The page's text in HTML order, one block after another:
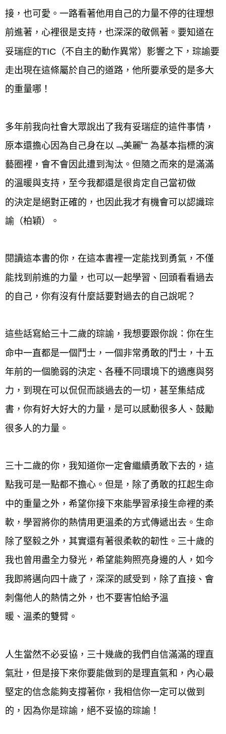
接，也可愛。一路看著他用自己的力量不停的往理想
前進著，心裡很是支持，也深深的敬佩著。要知道在
妥瑞症的TIC（不自主的動作異常）影響之下，琮諭要
走出現在這條屬於自己的道路，他所要承受的是多大
的重量哪！
多年前我向社會大眾說出了我有妥瑞症的這件事情，
原本還擔心因為自己身在以﹁美麗﹂為基本指標的演
藝圈裡，會不會因此遭到淘汰。但隨之而來的是滿滿
的溫暖與支持，至今我都還是很肯定自己當初做
的決定是絕對正確的，也因此我才有機會可以認識琮
諭（柏穎）。
閱讀這本書的你，在這本書裡一定能找到勇氣，不僅
能找到前進的力量，也可以一起學習、回頭看看過去
的自己，你有沒有什麼話要對過去的自己說呢？
這些話寫給三十二歲的琮諭，我想要跟你說：你在生
命中一直都是一個鬥士，一個非常勇敢的鬥士，十五
年前的一個脆弱的決定、各種不同環境下的適應與努
力，到現在可以侃侃而談過去的一切，甚至集結成
書，你有好大好大的力量，是可以感動很多人、鼓勵
很多人的力量。
三十二歲的你，我知道你一定會繼續勇敢下去的，這
點我可是一點都不擔心。但是，除了勇敢的扛起生命
中的重量之外，希望你接下來能學習承接生命裡的柔
軟，學習將你的熱情用更溫柔的方式傳遞出去。生命
除了堅毅之外，其實還有著很柔軟的韌性。三十歲的
我也曾用盡全力發光，希望能夠照亮身邊的人，如今
我即將邁向四十歲了，深深的感受到，除了直接、會
刺傷他人的熱情之外，也不要害怕給予溫
暖、溫柔的雙臂。
人生當然不必妥協，三十幾歲的我們自信滿滿的理直
氣壯，但是接下來你要能做到的是理直氣和，內心最
堅定的信念能夠支撐著你，我相信你一定可以做到
的，因為你是琮諭，絕不妥協的琮諭！